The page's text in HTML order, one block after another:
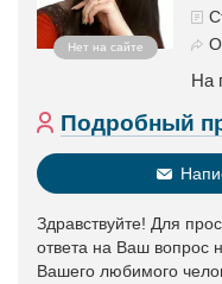
Нет на сайте
На
Подробный
Здравствуйте! Для
ответа на Ваш вопрос
Вашего любимого